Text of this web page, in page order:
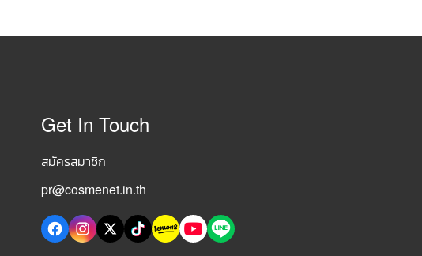
Get In Touch
สมัครสมาชิก
pr@cosmenet.in.th